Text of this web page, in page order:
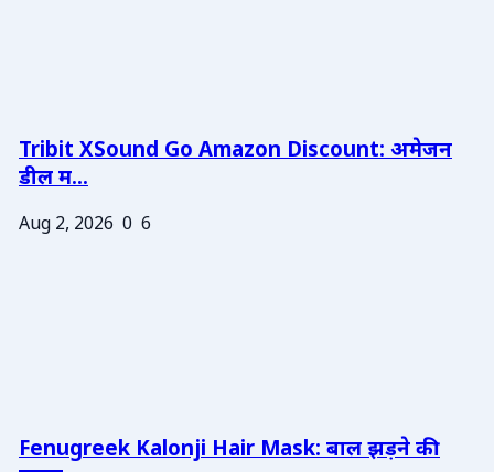
Tribit XSound Go Amazon Discount: अमेजन
डील म...
Aug 2, 2026 0 6
Fenugreek Kalonji Hair Mask: बाल झड़ने की